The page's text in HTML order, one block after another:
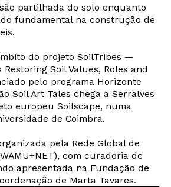
partilhada do solo enquanto
fundamental na construção de
do projeto SoilTribes —
Restoring Soil Values, Roles and
pelo programa Horizonte
Soil Art Tales chega a Serralves
europeu Soilscape, numa
de Coimbra.
pela Rede Global de
com curadoria de
apresentada na Fundação de
de Marta Tavares.